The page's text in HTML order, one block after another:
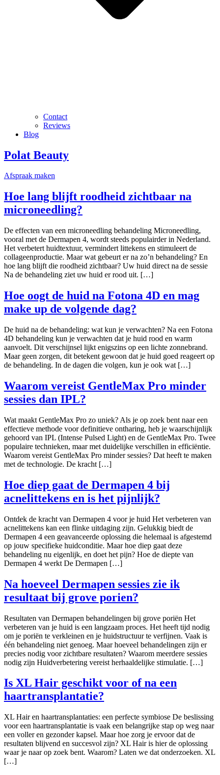
Contact
Reviews
Blog
Polat Beauty
Afspraak maken
Hoe lang blijft roodheid zichtbaar na
microneedling?
De effecten van een microneedling behandeling Microneedling,
vooral met de Dermapen 4, wordt steeds populairder in Nederland.
Het verbetert huidtextuur, vermindert littekens en stimuleert de
collageenproductie. Maar wat gebeurt er na zo’n behandeling? En
hoe lang blijft die roodheid zichtbaar? Uw huid direct na de sessie
Na de behandeling ziet uw huid er rood uit. […]
Hoe oogt de huid na Fotona 4D en mag
make up de volgende dag?
De huid na de behandeling: wat kun je verwachten? Na een Fotona
4D behandeling kun je verwachten dat je huid rood en warm
aanvoelt. Dit verschijnsel lijkt enigszins op een lichte zonnebrand.
Maar geen zorgen, dit betekent gewoon dat je huid goed reageert op
de behandeling. In de dagen die volgen, kun je ook wat […]
Waarom vereist GentleMax Pro minder
sessies dan IPL?
Wat maakt GentleMax Pro zo uniek? Als je op zoek bent naar een
effectieve methode voor definitieve ontharing, heb je waarschijnlijk
gehoord van IPL (Intense Pulsed Light) en de GentleMax Pro. Twee
populaire technieken, maar met duidelijke verschillen in efficiëntie.
Waarom vereist GentleMax Pro minder sessies? Dat heeft te maken
met de technologie. De kracht […]
Hoe diep gaat de Dermapen 4 bij
acnelittekens en is het pijnlijk?
Ontdek de kracht van Dermapen 4 voor je huid Het verbeteren van
acnelittekens kan een flinke uitdaging zijn. Gelukkig biedt de
Dermapen 4 een geavanceerde oplossing die helemaal is afgestemd
op jouw specifieke huidconditie. Maar hoe diep gaat deze
behandeling nu eigenlijk, en doet het pijn? Hoe de diepte van
Dermapen 4 werkt De Dermapen […]
Na hoeveel Dermapen sessies zie ik
resultaat bij grove porien?
Resultaten van Dermapen behandelingen bij grove poriën Het
verbeteren van je huid is een langzaam proces. Het heeft tijd nodig
om je poriën te verkleinen en je huidstructuur te verfijnen. Vaak is
één behandeling niet genoeg. Maar hoeveel behandelingen zijn er
precies nodig voor zichtbare resultaten? Waarom meerdere sessies
nodig zijn Huidverbetering vereist herhaaldelijke stimulatie. […]
Is XL Hair geschikt voor of na een
haartransplantatie?
XL Hair en haartransplantaties: een perfecte symbiose De beslissing
voor een haartransplantatie is vaak een belangrijke stap op weg naar
een voller en gezonder kapsel. Maar hoe zorg je ervoor dat de
resultaten blijvend en succesvol zijn? XL Hair is hier de oplossing
waar je naar op zoek bent. Waarom? Laten we dat onderzoeken. XL
[…]